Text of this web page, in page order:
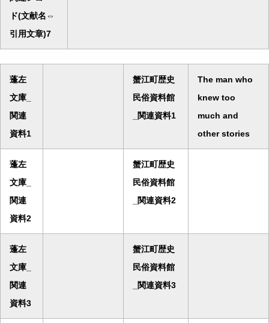
ド(文献名⇔
引用文章)7
蓬左
文庫_
関連
資料1
蟹江町歴史
民俗資料館
_関連資料1
The man who
knew too
much and
other stories
蓬左
文庫_
関連
資料2
蟹江町歴史
民俗資料館
_関連資料2
蓬左
文庫_
関連
資料3
蟹江町歴史
民俗資料館
_関連資料3